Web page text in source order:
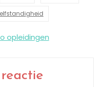
opleidingen